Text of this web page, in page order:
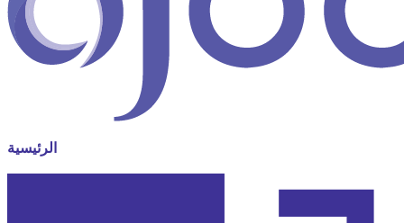
الرئيسية